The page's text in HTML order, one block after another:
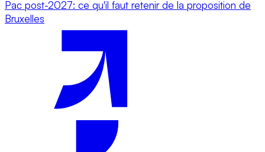
Pac post-2027: ce qu'il faut retenir de la proposition de
Bruxelles